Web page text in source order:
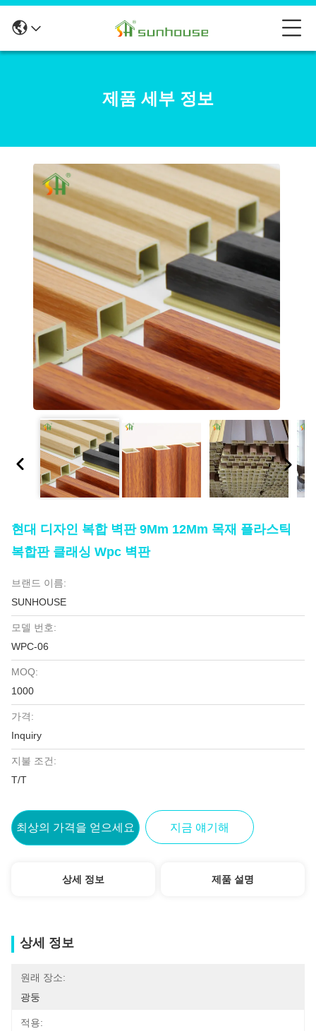
제품 세부 정보
현대 디자인 복합 벽판 9Mm 12Mm 목재 플라스틱
복합판 클래싱 Wpc 벽판
브랜드 이름:
SUNHOUSE
모델 번호:
WPC-06
MOQ:
1000
가격:
Inquiry
지불 조건:
T/T
최상의 가격을 얻으세요 지금 얘기해
상세 정보 제품 설명
상세 정보
원래 장소:
광둥
적용: